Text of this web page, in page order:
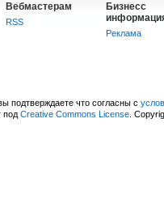
Вебмастерам
RSS
Бизнесс
Реклама
подтверждаете что согласны с
под Creative Commons License.